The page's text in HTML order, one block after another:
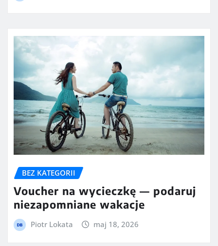
BEZ KATEGORII
Voucher na wycieczkę — podaruj
niezapomniane wakacje
Piotr Lokata maj 18, 2026